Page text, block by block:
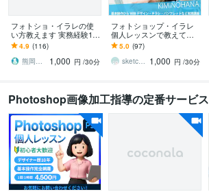
フォトショ・イラレの使
い方教えます 実務経験15
年以上の現役デザイナー
です。
4.9 (116)
熊岡熊子
1,000 円 /30分
フォトショップ・イラレ
個人レッスンで教えてま
す レベルに合わせてデザ
イン・トレース・WEBま
で仕事・副業に
5.0 (97)
sketchnews 1,000 円 /30分
Photoshop画像加工指導の定番サービス